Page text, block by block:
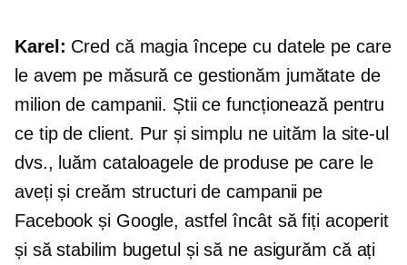
Karel: Cred că magia începe cu datele pe care
le avem pe măsură ce gestionăm jumătate de
milion de campanii. Știi ce funcționează pentru
ce tip de client. Pur și simplu ne uităm la site-ul
dvs., luăm cataloagele de produse pe care le
aveți și creăm structuri de campanii pe
Facebook și Google, astfel încât să fiți acoperit
și să stabilim bugetul și să ne asigurăm că ați